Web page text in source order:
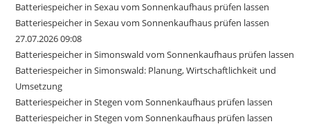
Batteriespeicher in Sexau vom Sonnenkaufhaus prüfen lassen
Batteriespeicher in Sexau vom Sonnenkaufhaus prüfen lassen
27.07.2026 09:08
Batteriespeicher in Simonswald vom Sonnenkaufhaus prüfen lassen
Batteriespeicher in Simonswald: Planung, Wirtschaftlichkeit und
Umsetzung
Batteriespeicher in Stegen vom Sonnenkaufhaus prüfen lassen
Batteriespeicher in Stegen vom Sonnenkaufhaus prüfen lassen